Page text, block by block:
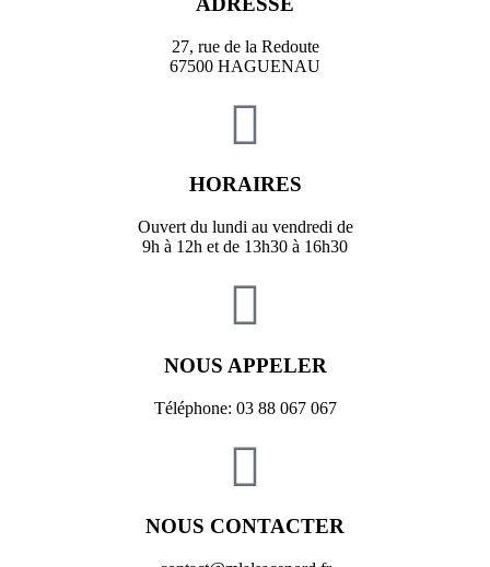
27, rue de la Redoute
67500 HAGUENAU
HORAIRES
Ouvert du lundi au vendredi de
9h à 12h et de 13h30 à 16h30
NOUS APPELER
Téléphone: 03 88 067 067
NOUS CONTACTER